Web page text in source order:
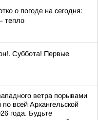
о погоде на сегодня:
тепло
Суббота! Первые
ветра порывами
всей Архангельской
года. Будьте